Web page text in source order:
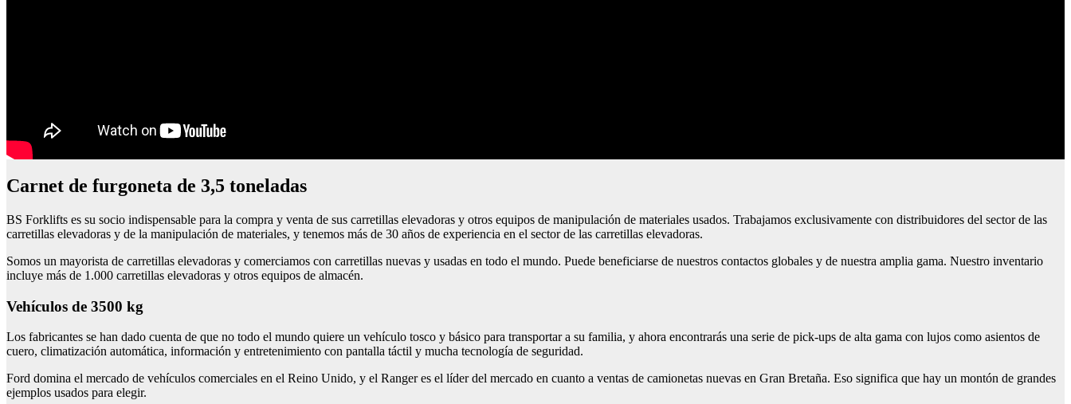
carnet de furgoneta de 3,5 toneladas
BS Forklifts es su socio indispensable para la compra y venta de sus carretillas elevadoras y otros equipos de manipulación de materiales usados. Trabajamos exclusivamente con distribuidores del sector de las
carretillas elevadoras y de la manipulación de materiales, y tenemos más de 30 años de experiencia en el sector de las carretillas elevadoras.
Somos un mayorista de carretillas elevadoras y comerciamos con carretillas nuevas y usadas en todo el mundo. Puede beneficiarse de nuestros contactos globales y de nuestra amplia gama. Nuestro inventario
incluye más de 1.000 carretillas elevadoras y otros equipos de almacén.
vehículos de 3500 kg
Los fabricantes se han dado cuenta de que no todo el mundo quiere un vehículo tosco y básico para transportar a su familia, y ahora encontrarás una serie de pick-ups de alta gama con lujos como asientos de
cuero, climatización automática, información y entretenimiento con pantalla táctil y mucha tecnología de seguridad.
Ford domina el mercado de vehículos comerciales en el Reino Unido, y el Ranger es el líder del mercado en cuanto a ventas de camionetas nuevas en Gran Bretaña. Eso significa que hay un montón de grandes
ejemplos usados para elegir.